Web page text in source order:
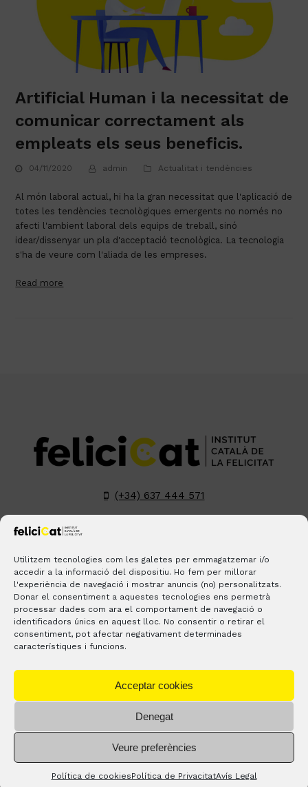
Utilitzem tecnologies com les galetes per emmagatzemar i/o
accedir a la informació del dispositiu. Ho fem per millorar
l'experiència de navegació i mostrar anuncis (no) personalitzats.
Donar el consentiment a aquestes tecnologies ens permetrà
processar dades com ara el comportament de navegació o
identificadors únics en aquest lloc. No consentir o retirar el
consentiment, pot afectar negativament determinades
característiques i funcions.
Acceptar cookies
Denegat
Veure preferències
Política de cookiesPolítica de PrivacitatAvís Legal
Artificial Human i la necessitat de
comunicar correctament als
empleats els seus beneficis.
04/11/2020 admin Actualitat i tendències
Al món laboral actual, hi ha la gran necessitat que l'aplicació de
totes les tendències tecnològiques emergents no només no
afecti l'ambient laboral dels equips de treball, sinó
idear/dissenyar un pla d'acceptació tecnològica. La tecnologia
s'ha de veure com l'aliada de les empreses.
Read more
(+34) 637 444 571
hola@felicicat.cat
LinkedInYouTube Pinterest
BLOGS CONTACTE ON ESTEM?
feliciCat– Tots els drets reservats. |